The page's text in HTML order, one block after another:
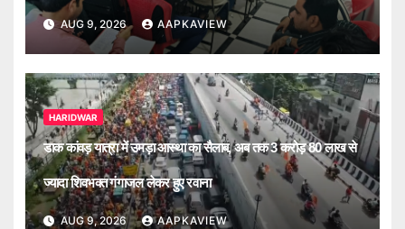
AUG 9, 2026 AAPKAVIEW
HARIDWAR
डाक कांवड़ यात्रा में उमड़ा आस्था का सैलाब, अब तक 3 करोड़ 80 लाख से
ज्यादा शिवभक्त गंगाजल लेकर हुए रवाना
AUG 9, 2026 AAPKAVIEW